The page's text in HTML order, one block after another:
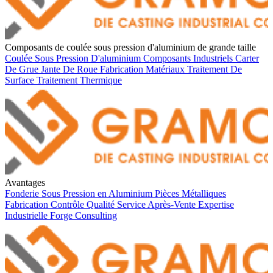
Composants de coulée sous pression d'aluminium de grande taille
Coulée Sous Pression D'aluminium Composants Industriels Carter
De Grue Jante De Roue Fabrication Matériaux Traitement De
Surface Traitement Thermique
Avantages
Fonderie Sous Pression en Aluminium Pièces Métalliques
Fabrication Contrôle Qualité Service Après-Vente Expertise
Industrielle Forge Consulting